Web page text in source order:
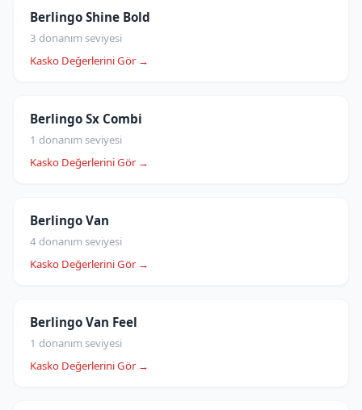
Berlingo Shine Bold
3 donanım seviyesi
Kasko Değerlerini Gör →
Berlingo Sx Combi
1 donanım seviyesi
Kasko Değerlerini Gör →
Berlingo Van
4 donanım seviyesi
Kasko Değerlerini Gör →
Berlingo Van Feel
1 donanım seviyesi
Kasko Değerlerini Gör →